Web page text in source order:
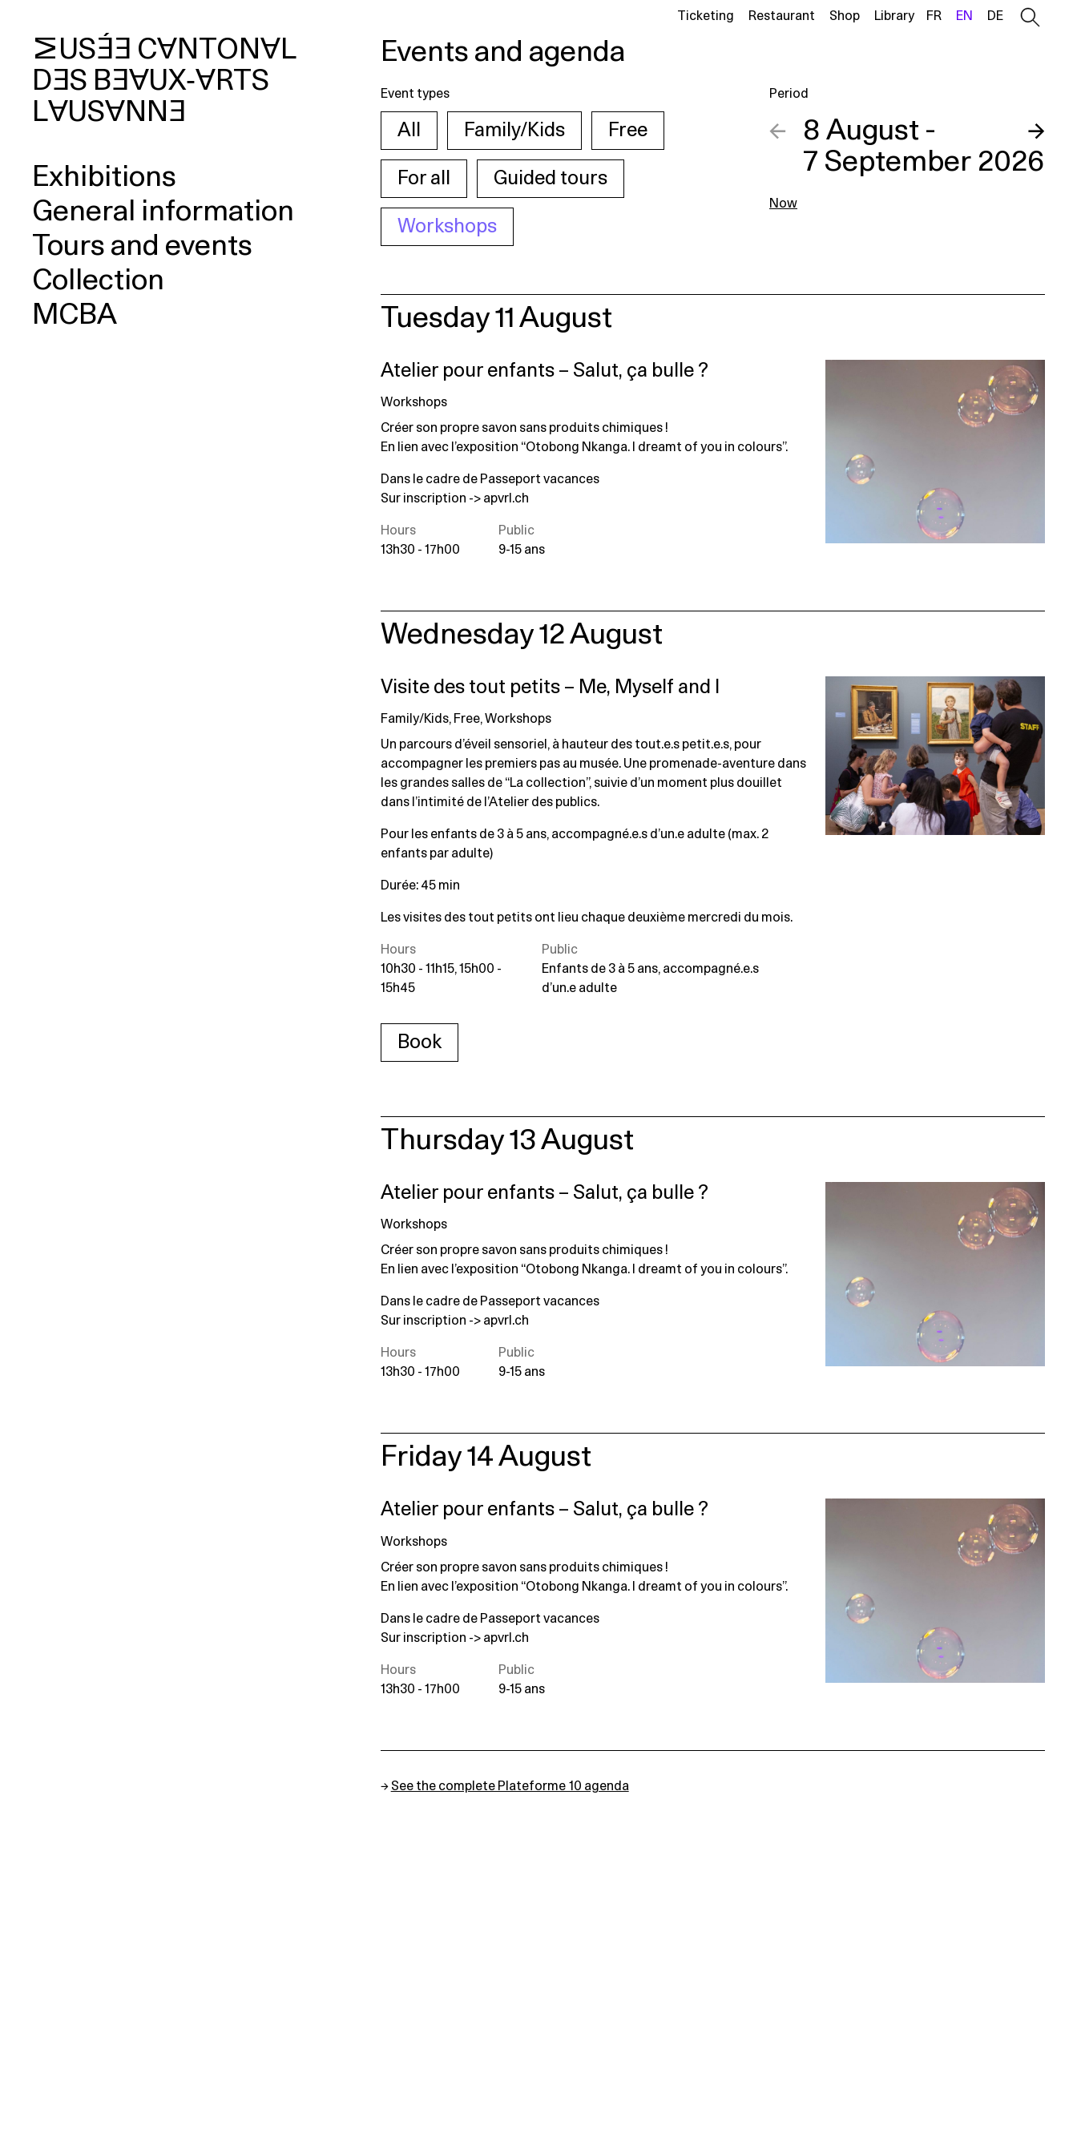
MUSÉE CANTONAL
DES BEAUX‑ARTS
LAUSANNE
Exhibitions
General information
Tours and events
Collection
MCBA
Ticketing Restaurant Shop Library FR EN DE
Events and agenda
Event types
All Family/Kids Free
For all Guided tours
Workshops
Period
←
8 August -
7 September 2026
→
Now
Tuesday 11 August
Atelier pour enfants – Salut, ça bulle ?
Workshops
Créer son propre savon sans produits chimiques !
En lien avec l’exposition “Otobong Nkanga. I dreamt of you in colours”.
Dans le cadre de Passeport vacances
Sur inscription ->apvrl.ch
Hours
13h30 - 17h00
Public
9-15 ans
Wednesday 12 August
Visite des tout petits – Me, Myself and I
Family/Kids, Free, Workshops
Un parcours d’éveil sensoriel, à hauteur des tout.e.s petit.e.s, pour
accompagner les premiers pas au musée. Une promenade-aventure dans
les grandes salles de “La collection”, suivie d’un moment plus douillet
dans l’intimité de l’Atelier des publics.
Pour les enfants de 3 à 5 ans, accompagné.e.s d’un.e adulte (max. 2
enfants par adulte)
Durée: 45 min
Les visites des tout petits ont lieu chaque deuxième mercredi du mois.
Hours
10h30 - 11h15, 15h00 -
15h45
Public
Enfants de 3 à 5 ans, accompagné.e.s
d’un.e adulte
Book
Thursday 13 August
Atelier pour enfants – Salut, ça bulle ?
Workshops
Créer son propre savon sans produits chimiques !
En lien avec l’exposition “Otobong Nkanga. I dreamt of you in colours”.
Dans le cadre de Passeport vacances
Sur inscription ->apvrl.ch
Hours
13h30 - 17h00
Public
9-15 ans
Friday 14 August
Atelier pour enfants – Salut, ça bulle ?
Workshops
Créer son propre savon sans produits chimiques !
En lien avec l’exposition “Otobong Nkanga. I dreamt of you in colours”.
Dans le cadre de Passeport vacances
Sur inscription ->apvrl.ch
Hours
13h30 - 17h00
Public
9-15 ans
→ See the complete Plateforme 10 agenda